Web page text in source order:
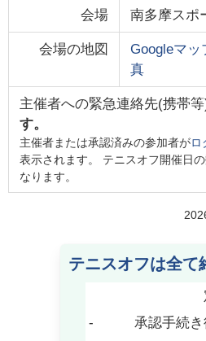
会場 南多摩スポ
会場の地図
Googleマッ
真
主催者への緊急連絡先(携帯等
す。
主催者または承認済みの参加者がロ
表示されます。 テニスオフ開催日
なります。
テニスオフは全て
-
承認手続き